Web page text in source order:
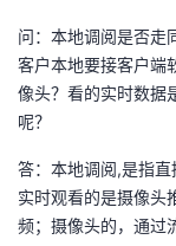
客
论
坛
的
圈
我
的
播
我
活
的
我
的
课
程
我
的
认
我
的我
的
技
支
我
的
声
问：本地调阅是否走
客户本地要接客户端
像头？看的实时数据
呢？
答：本地调阅,是指直
实时观看的是摄像头
频；摄像头的，通过